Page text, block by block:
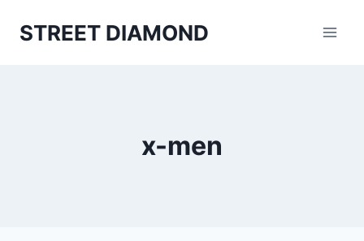
STREET DIAMOND
x-men